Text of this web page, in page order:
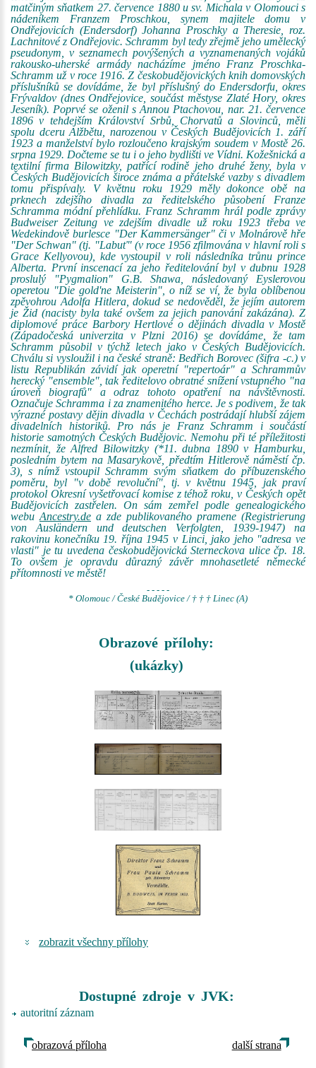
matčiným sňatkem 27. července 1880 u sv. Michala v Olomouci s
nádeníkem Franzem Proschkou, synem majitele domu v
Ondřejovicích (Endersdorf) Johanna Proschky a Theresie, roz.
Lachnitové z Ondřejovic. Schramm byl tedy zřejmě jeho umělecký
pseudonym, v seznamech povýšených a vyznamenaných vojáků
rakousko-uherské armády nacházíme jméno Franz Proschka-
Schramm už v roce 1916. Z českobudějovických knih domovských
příslušníků se dovídáme, že byl příslušný do Endersdorfu, okres
Frývaldov (dnes Ondřejovice, součást městyse Zlaté Hory, okres
Jeseník). Poprvé se oženil s Annou Ptachovou, nar. 21. července
1896 v tehdejším Království Srbů, Chorvatů a Slovinců, měli
spolu dceru Alžbětu, narozenou v Českých Budějovicích 1. září
1923 a manželství bylo rozloučeno krajským soudem v Mostě 26.
srpna 1929. Dočteme se tu i o jeho bydlišti ve Vídni. Kožešnická a
textilní firma Bilowitzky, patřící rodině jeho druhé ženy, byla v
Českých Budějovicích široce známa a přátelské vazby s divadlem
tomu přispívaly. V květnu roku 1929 měly dokonce obě na
prknech zdejšího divadla za ředitelského působení Franze
Schramma módní přehlídku. Franz Schramm hrál podle zprávy
Budweiser Zeitung ve zdejším divadle už roku 1923 třeba ve
Wedekindově burlesce "Der Kammersänger" či v Molnárově hře
"Der Schwan" (tj. "Labuť" (v roce 1956 zfilmována v hlavní roli s
Grace Kellyovou), kde vystoupil v roli následníka trůnu prince
Alberta. První inscenací za jeho ředitelování byl v dubnu 1928
proslulý "Pygmalion" G.B. Shawa, následovaný Eyslerovou
operetou "Die gold'ne Meisterin", o níž se ví, že byla oblíbenou
zpěvohrou Adolfa Hitlera, dokud se nedověděl, že jejím autorem
je Žid (nacisty byla také ovšem za jejich panování zakázána). Z
diplomové práce Barbory Hertlové o dějinách divadla v Mostě
(Západočeská univerzita v Plzni 2016) se dovídáme, že tam
Schramm působil v týchž letech jako v Českých Budějovicích.
Chválu si vysloužil i na české straně: Bedřich Borovec (šifra -c.) v
listu Republikán závidí jak operetní "repertoár" a Schrammův
herecký "ensemble", tak ředitelovo obratné snížení vstupného "na
úroveň biografů" a odraz tohoto opatření na návštěvnosti.
Označuje Schramma i za znamenitého herce. Je s podivem, že tak
výrazné postavy dějin divadla v Čechách postrádají hlubší zájem
divadelních historiků. Pro nás je Franz Schramm i součástí
historie samotných Českých Budějovic. Nemohu při té příležitosti
nezmínit, že Alfred Bilowitzky (*11. dubna 1890 v Hamburku,
posledním bytem na Masarykově, předtím Hitlerově náměstí čp.
3), s nímž vstoupil Schramm svým sňatkem do příbuzenského
poměru, byl "v době revoluční", tj. v květnu 1945, jak praví
protokol Okresní vyšetřovací komise z téhož roku, v Českých opět
Budějovicích zastřelen. On sám zemřel podle genealogického
webu Ancestry.de a zde publikovaného pramene (Registrierung
von Ausländern und deutschen Verfolgten, 1939-1947) na
rakovinu konečníku 19. října 1945 v Linci, jako jeho "adresa ve
vlasti" je tu uvedena českobudějovická Sterneckova ulice čp. 18.
To ovšem je opravdu důrazný závěr mnohasetleté německé
přítomnosti ve městě!
- - - - -
* Olomouc / České Budějovice / † † † Linec (A)
Obrazové přílohy:
(ukázky)
zobrazit všechny přílohy
Dostupné zdroje v JVK:
autoritní záznam
obrazová příloha další strana